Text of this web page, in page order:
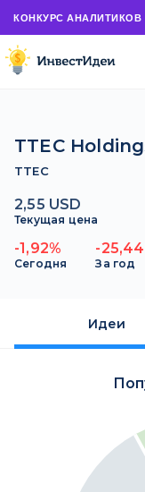
КОНКУРС АНАЛИТИКОВ
TTEC
TTEC
2,55 USD
Текущая цена
-1,92%
Сегодня
-
За год
Идеи